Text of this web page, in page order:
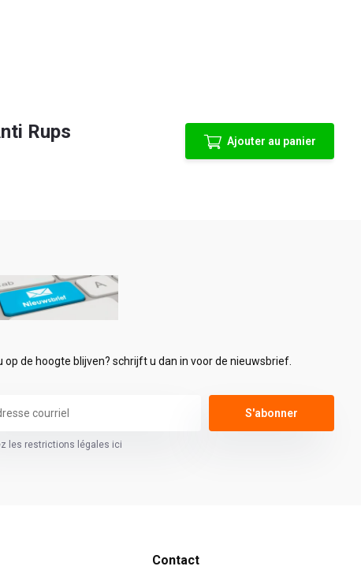
Rups Ajouter au panier
op de hoogte blijven? schrijft u dan in voor de nieuwsbrief.
S'abonner
les restrictions légales ici
Contact